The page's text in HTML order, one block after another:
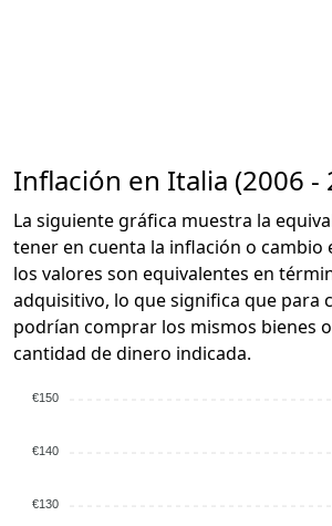
Inflación en Italia (2006 -
La siguiente gráfica muestra la
tener en cuenta la inflación o cambio
los valores son equivalentes en
adquisitivo, lo que significa que para
podrían comprar los mismos bienes
cantidad de dinero indicada.
€150
€140
€130